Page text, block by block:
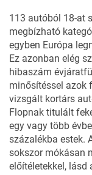
113 autóból 18-at
megbízható
egyben Európa
Ez azonban elég
hibaszám
minősítéssel azok
vizsgált kortárs
Flopnak titulált
egy vagy több
százalékba estek.
sokszor mókásan
előítéletekkel, lásd